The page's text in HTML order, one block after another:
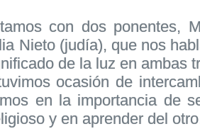
con dos ponentes,
Nieto (judía), que nos
de la luz en ambas
ocasión de
en la importancia de
y en aprender del